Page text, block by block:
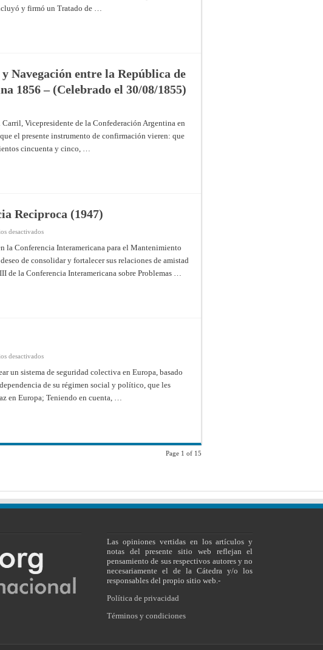
Amistad
Madrid
21/9/1863
y firmó un Tratado de …
Navegación entre la República de
1856 – (Celebrado el 30/08/1855)
Vicepresidente de la Confederación Argentina en
el presente instrumento de confirmación vieren: que
cincuenta y cinco, …
Reciproca (1947)
desactivadosen
Interamericano
de
Asistencia
Reciproca
(1947)
la Conferencia Interamericana para el Mantenimiento
de consolidar y fortalecer sus relaciones de amistad
la Conferencia Interamericana sobre Problemas …
desactivadosen
de
Varsovia
(1955)
un sistema de seguridad colectiva en Europa, basado
de su régimen social y político, que les
en Europa; Teniendo en cuenta, …
Page 1 of 15
Las opiniones vertidas en los artículos y
notas del presente sitio web reflejan el
pensamiento de sus respectivos autores y no
necesariamente el de la Cátedra y/o los
responsables del propio sitio web.-
Política de privacidad
Términos y condiciones